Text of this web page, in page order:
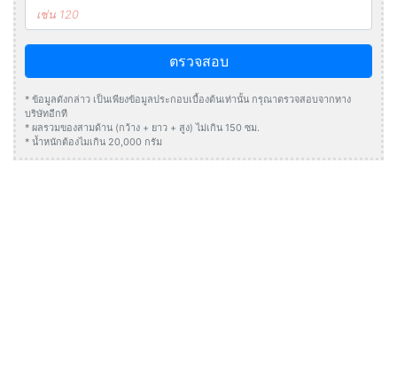
ตรวจสอบ
* ข้อมูลดังกล่าว เป็นเพียงข้อมูลประกอบเบื้องต้นเท่านั้น กรุณาตรวจสอบจากทาง
บริษัทอีกที
* ผลรวมของสามด้าน (กว้าง + ยาว + สูง) ไม่เกิน 150 ซม.
* น้ำหนักต้องไมเกิน 20,000 กรัม